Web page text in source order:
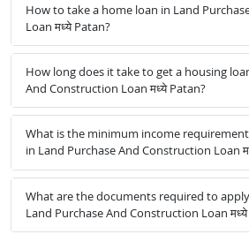
How to take a home loan in Land
Loan मध्ये Patan?
How long does it take to get a housing
And Construction Loan मध्ये Patan?
What is the minimum income
in Land Purchase And Construction Loan
What are the documents required to
Land Purchase And Construction Loan